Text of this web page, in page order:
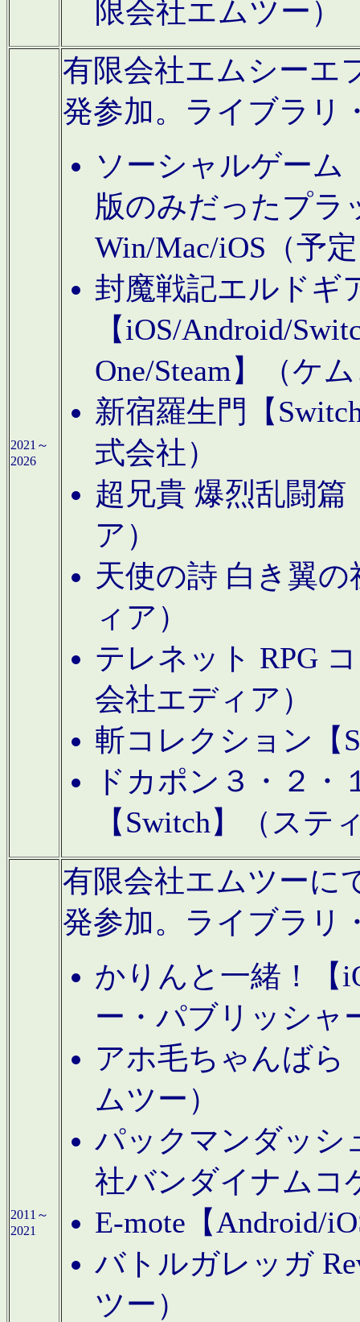
限会社エムツー）
2021～
2026
有限会社エムシーエ
発参加。ライブラリ
ソーシャルゲーム
版のみだったプラ
Win/Mac/iOS（予
封魔戦記エルドギ
【iOS/Android/
One/Steam】（ケ
新宿羅生門【
式会社）
超兄貴 爆烈乱闘篇
ア）
天使の詩 白き翼
ィア）
テレネット RPG
会社エディア）
斬コレクション【
ドカポン３・２
【Switch】（ステ
2011～
2021
有限会社エムツーに
発参加。ライブラリ
かりんと一緒！【
ー・パブリッシャ
アホ毛ちゃんばら
ムツー）
パックマンダッシ
社バンダイナムコ
E-mote【Android/
バトルガレッガ
ツー）